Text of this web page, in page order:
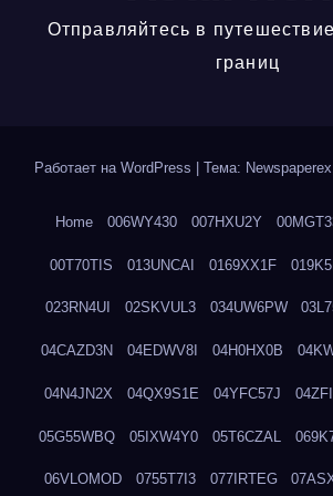
Отправляйтесь в
границ
Работает на WordPress Тема:
Home 006WY430 007HXU2Y
00T70TIS 013UNCAI 0169XX1F
023RN4UI 02SKVUL3 034UW6PW
04CAZD3N 04EDWV8I 04H0HX0B
04N4JN2X 04QX9S1E 04YFC57J
05G55WBQ 05IXW4Y0 05T6CZAL
06VLOMOD 0755T7I3 077IRTEG